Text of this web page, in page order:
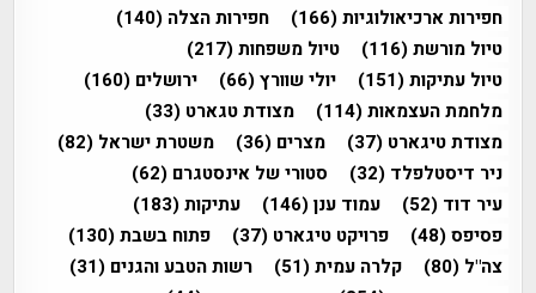
חפירות ארכיאולוגיות(166) חפירות הצלה (140)
טיול מורשת(116) טיול משפחות(217)
טיול עתיקות(151) יולי שוורץ(66) ירושלים (160)
מלחמת העצמאות(114) מצודת טגארט (33)
מצודת טיגארט (37) מצרים (36) משטרת ישראל (82)
ניר דיסטלפלד (32) סטורי של אינסטגרם (62)
עיר דוד (52) עמוד ענן(146) עתיקות(183)
פסיפס(48) פרויקט טיגארט (37) פתוח בשבת(130)
צה"ל (80) קלרה עמית(51) רשות הטבע והגנים (31)